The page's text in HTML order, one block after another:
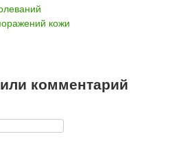
кожи
комментарий